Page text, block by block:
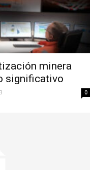
minera
significativo
0